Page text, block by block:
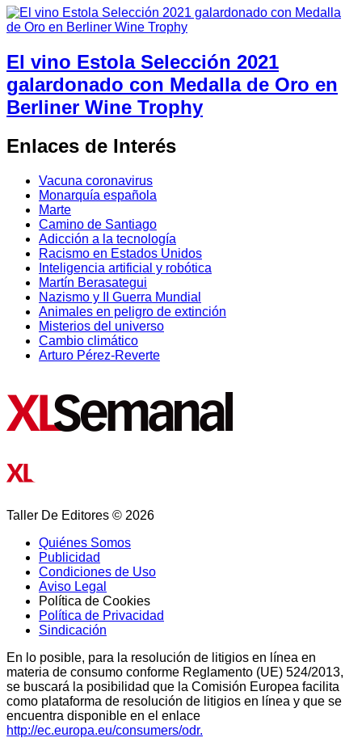
El vino Estola Selección 2021
galardonado con Medalla de Oro en
Berliner Wine Trophy
Enlaces de Interés
Vacuna coronavirus
Monarquía española
Marte
Camino de Santiago
Adicción a la tecnología
Racismo en Estados Unidos
Inteligencia artificial y robótica
Martín Berasategui
Nazismo y II Guerra Mundial
Animales en peligro de extinción
Misterios del universo
Cambio climático
Arturo Pérez-Reverte
Taller De Editores © 2026
Quiénes Somos
Publicidad
Condiciones de Uso
Aviso Legal
Política de Cookies
Política de Privacidad
Sindicación
En lo posible, para la resolución de litigios en línea en
materia de consumo conforme Reglamento (UE) 524/2013,
se buscará la posibilidad que la Comisión Europea facilita
como plataforma de resolución de litigios en línea y que se
encuentra disponible en el enlace
http://ec.europa.eu/consumers/odr.